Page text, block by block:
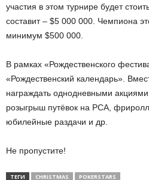
участия в этом турнире будет
составит – $5 000 000. Чемпиона
минимум $500 000.
В рамках «Рождественского
«Рождественский календарь».
награждать однодневными
розыгрыш путёвок на РСА,
юбилейные раздачи и др.
Не пропустите!
ТЕГИ CHRISTMAS POKERSTARS